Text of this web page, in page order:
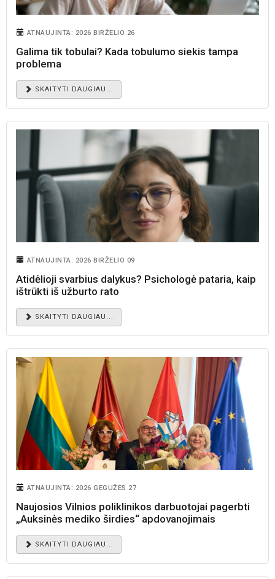
ATNAUJINTA: 2026 BIRŽELIO 26
Galima tik tobulai? Kada tobulumo siekis tampa
problema
SKAITYTI DAUGIAU...
ATNAUJINTA: 2026 BIRŽELIO 09
Atidėlioji svarbius dalykus? Psichologė pataria, kaip
ištrūkti iš užburto rato
SKAITYTI DAUGIAU...
ATNAUJINTA: 2026 GEGUŽĖS 27
Naujosios Vilnios poliklinikos darbuotojai pagerbti
„Auksinės mediko širdies“ apdovanojimais
SKAITYTI DAUGIAU...